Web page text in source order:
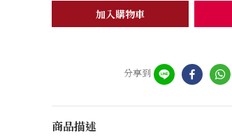
加入購物車
分享到
商品描述